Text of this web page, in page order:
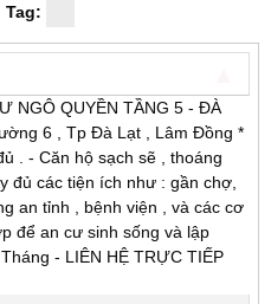
Tag:
NGÔ QUYỀN TẦNG 5 - ĐÀ
6 , Tp Đà Lạt , Lâm Đồng *
. - Căn hộ sạch sẽ , thoáng
đủ các tiện ích như : gần chợ,
an tỉnh , bệnh viện , và các cơ
để an cư sinh sống và lập
- LIÊN HỆ TRỰC TIẾP